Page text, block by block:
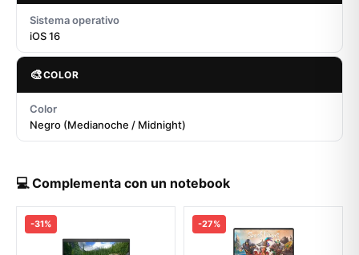
Sistema operativo
iOS 16
🎨COLOR
Color
Negro (Medianoche / Midnight)
💻 Complementa con un notebook
-31% -27%